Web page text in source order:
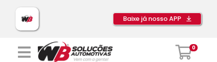
Baixe já nosso APP
0